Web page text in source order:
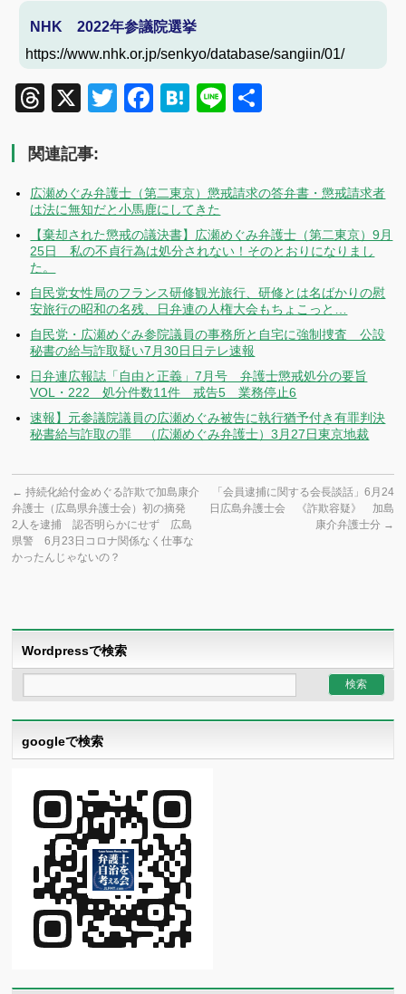
NHK 2022年参議院選挙
https://www.nhk.or.jp/senkyo/database/sangiin/01/
Threads
X TwitterFacebook
Hatena
Line
関連記事:
広瀬めぐみ弁護士（第二東京）懲戒請求の答弁書・懲戒請求者
は法に無知だと小馬鹿にしてきた
【棄却された懲戒の議決書】広瀬めぐみ弁護士（第二東京）9月
25日 私の不貞行為は処分されない！そのとおりになりまし
た。
自民党女性局のフランス研修観光旅行、研修とは名ばかりの慰
安旅行の昭和の名残、日弁連の人権大会もちょこっと…
自民党・広瀬めぐみ参院議員の事務所と自宅に強制捜査 公設
秘書の給与詐取疑い7月30日日テレ速報
日弁連広報誌「自由と正義」7月号 弁護士懲戒処分の要旨
VOL・222 処分件数11件 戒告5 業務停止6
速報】元参議院議員の広瀬めぐみ被告に執行猶予付き有罪判決
秘書給与詐取の罪 （広瀬めぐみ弁護士）3月27日東京地裁
← 持続化給付金めぐる詐欺で加島康介
弁護士（広島県弁護士会）初の摘発
2人を逮捕 認否明らかにせず 広島
県警 6月23日コロナ関係なく仕事な
かったんじゃないの？
「会員逮捕に関する会長談話」6月24
日広島弁護士会 《詐欺容疑》 加島
康介弁護士分 →
Wordpressで検索
googleで検索